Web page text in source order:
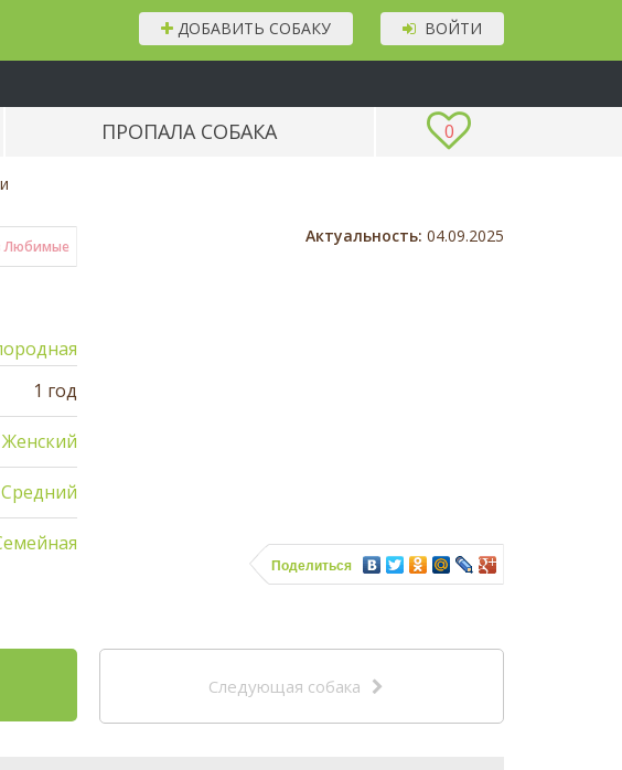
ВОЙТИ
ДОБАВИТЬ СОБАКУ
0
ПРОПАЛА СОБАКА
Любимые
1 год
Женский
Средний
Актуальность: 04.09.2025
Поделиться
Следующая собака